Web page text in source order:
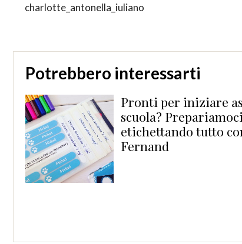
charlotte_antonella_iuliano
Potrebbero interessarti
Pronti per iniziare asilo o
scuola? Prepariamoci
etichettando tutto con Petit
Fernand